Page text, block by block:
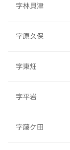
字林貝津
字原久保
字東畑
字平岩
字藤ケ田